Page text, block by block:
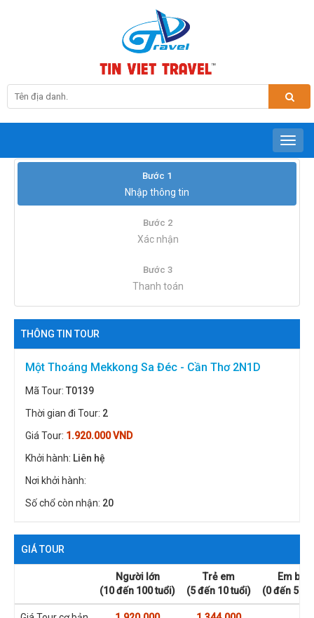
Bước 1
Nhập thông tin
Bước 2
Xác nhận
Bước 3
Thanh toán
THÔNG TIN TOUR
Một Thoáng Mekkong Sa Đéc - Cần Thơ 2N1D
Mã Tour: T0139
Thời gian đi Tour: 2
Giá Tour: 1.920.000 VND
Khởi hành: Liên hệ
Nơi khởi hành:
Số chổ còn nhận: 20
GIÁ TOUR
Người lớn
(10 đến 100 tuổi)
Trẻ em
(5 đến 10 tuổi)
Em bé
(0 đến 5